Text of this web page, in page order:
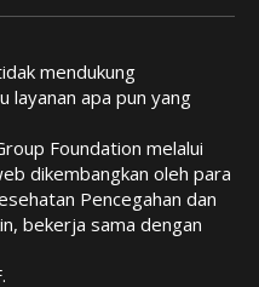
mendukung
layanan apa pun yang
Foundation melalui
dikembangkan oleh para
Pencegahan dan
bekerja sama dengan